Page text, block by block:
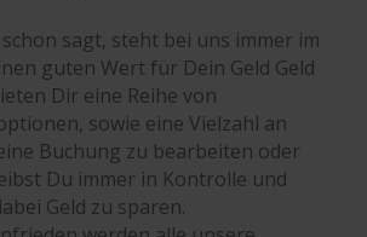
sagt, steht bei uns immer im
guten Wert für Dein Geld Geld
Dir eine Reihe von
sowie eine Vielzahl an
Buchung zu bearbeiten oder
Du immer in Kontrolle und
Geld zu sparen.